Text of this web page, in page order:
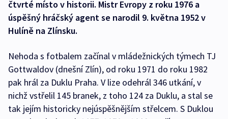
čtvrté místo v historii. Mistr Evropy z roku 1976 a
úspěšný hráčský agent se narodil 9. května 1952 v
Hulíně na Zlínsku.
Nehoda s fotbalem začínal v mládežnických týmech TJ
Gottwaldov (dnešní Zlín), od roku 1971 do roku 1982
pak hrál za Duklu Praha. V lize odehrál 346 utkání, v
nichž vstřelil 145 branek, z toho 124 za Duklu, a stal se
tak jejím historicky nejúspěšnějším střelcem. S Duklou